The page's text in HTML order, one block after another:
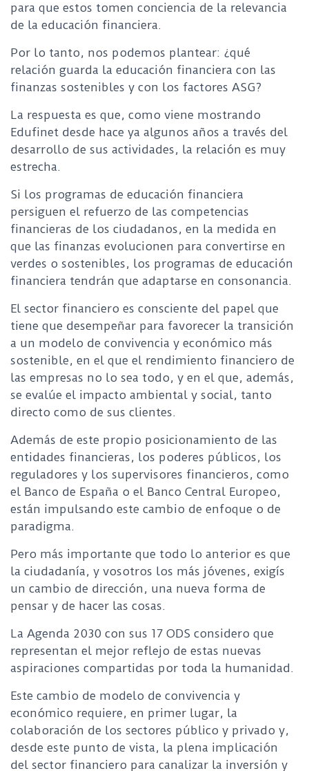
para que estos tomen conciencia de la relevancia
de la educación financiera.
Por lo tanto, nos podemos plantear: ¿qué
relación guarda la educación financiera con las
finanzas sostenibles y con los factores ASG?
La respuesta es que, como viene mostrando
Edufinet desde hace ya algunos años a través del
desarrollo de sus actividades, la relación es muy
estrecha.
Si los programas de educación financiera
persiguen el refuerzo de las competencias
financieras de los ciudadanos, en la medida en
que las finanzas evolucionen para convertirse en
verdes o sostenibles, los programas de educación
financiera tendrán que adaptarse en consonancia.
El sector financiero es consciente del papel que
tiene que desempeñar para favorecer la transición
a un modelo de convivencia y económico más
sostenible, en el que el rendimiento financiero de
las empresas no lo sea todo, y en el que, además,
se evalúe el impacto ambiental y social, tanto
directo como de sus clientes.
Además de este propio posicionamiento de las
entidades financieras, los poderes públicos, los
reguladores y los supervisores financieros, como
el Banco de España o el Banco Central Europeo,
están impulsando este cambio de enfoque o de
paradigma.
Pero más importante que todo lo anterior es que
la ciudadanía, y vosotros los más jóvenes, exigís
un cambio de dirección, una nueva forma de
pensar y de hacer las cosas.
La Agenda 2030 con sus 17 ODS considero que
representan el mejor reflejo de estas nuevas
aspiraciones compartidas por toda la humanidad.
Este cambio de modelo de convivencia y
económico requiere, en primer lugar, la
colaboración de los sectores público y privado y,
desde este punto de vista, la plena implicación
del sector financiero para canalizar la inversión y